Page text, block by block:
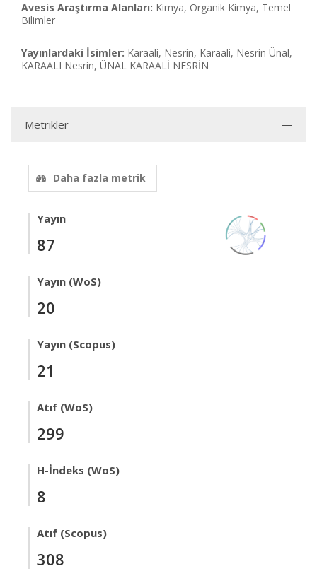
Avesis Araştırma Alanları: Kimya, Organik Kimya, Temel
Bilimler
Yayınlardaki İsimler: Karaali, Nesrin, Karaali, Nesrin Ünal,
KARAALI Nesrin, ÜNAL KARAALİ NESRİN
Metrikler
Daha fazla metrik
Yayın
87
Yayın (WoS)
20
Yayın (Scopus)
21
Atıf (WoS)
299
H-İndeks (WoS)
8
Atıf (Scopus)
308